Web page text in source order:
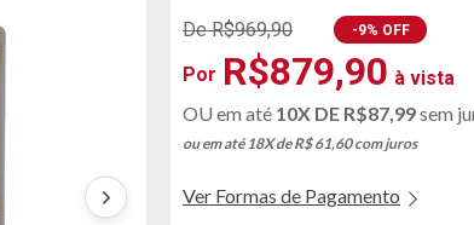
De R$969,90
R$879,90
-9% OFF
10X DE R$87,99sem
ou em até 18X de R$ 61,60com juros
Ver Formas de Pagamento